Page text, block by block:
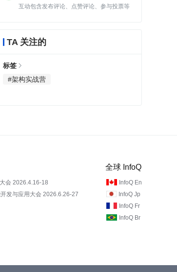
互动包含发布评论、点赞评论、参与投票等
TA 关注的
标签
#架构实战营
会 2026.4.16-18
发与应用大会 2026.6.26-27
全球 InfoQ
InfoQ En
InfoQ Jp
InfoQ Fr
InfoQ Br